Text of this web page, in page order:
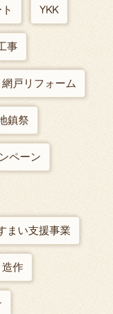
YKK
事
網戸リフォーム
鎮祭
ペーン
まい支援事業
造作